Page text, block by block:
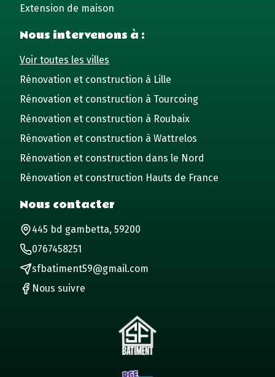
Extension de maison
Nous intervenons à :
Voir toutes les villes
Rénovation et construction à Lille
Rénovation et construction à Tourcoing
Rénovation et construction à Roubaix
Rénovation et construction à Wattrelos
Rénovation et construction dans le Nord
Rénovation et construction Hauts de France
Nous contacter
445 bd gambetta, 59200
0767458251
sfbatiment59@gmail.com
Nous suivre